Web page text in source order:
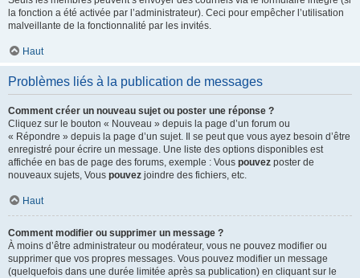
la fonction a été activée par l’administrateur). Ceci pour empêcher l’utilisation
malveillante de la fonctionnalité par les invités.
Haut
Problèmes liés à la publication de messages
Comment créer un nouveau sujet ou poster une réponse ?
Cliquez sur le bouton « Nouveau » depuis la page d’un forum ou
« Répondre » depuis la page d’un sujet. Il se peut que vous ayez besoin d’être
enregistré pour écrire un message. Une liste des options disponibles est
affichée en bas de page des forums, exemple : Vous pouvez poster de
nouveaux sujets, Vous pouvez joindre des fichiers, etc.
Haut
Comment modifier ou supprimer un message ?
À moins d’être administrateur ou modérateur, vous ne pouvez modifier ou
supprimer que vos propres messages. Vous pouvez modifier un message
(quelquefois dans une durée limitée après sa publication) en cliquant sur le